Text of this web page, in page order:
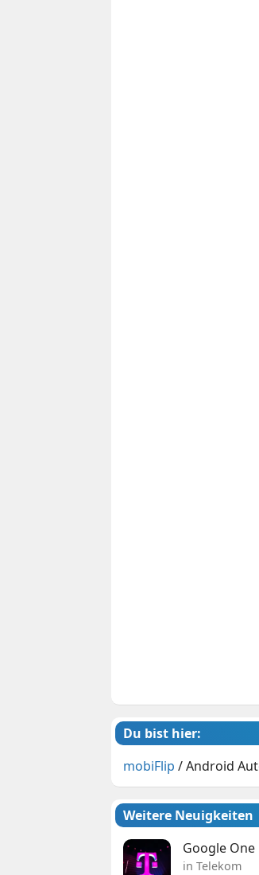
Du bist hier:
mobiFlip /Android
Weitere Neuigkeiten
Google
in Telekom